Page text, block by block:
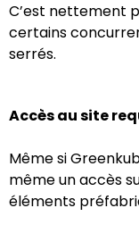
C’est nettement
certains
serrés.
Accès au site
Même si
même un accès
éléments